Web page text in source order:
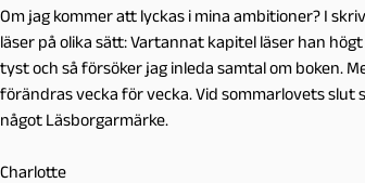
Om jag kommer att lyckas i mina ambitioner? I
läser på olika sätt: Vartannat kapitel läser han
tyst och så försöker jag inleda samtal om boken.
förändras vecka för vecka. Vid sommarlovets slut
något Läsborgarmärke.
Charlotte